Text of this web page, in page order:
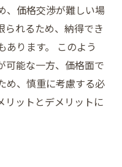
、価格交渉が難しい場
られるため、納得でき
あります。 このよう
可能な一方、価格面で
め、慎重に考慮する必
リットとデメリットに